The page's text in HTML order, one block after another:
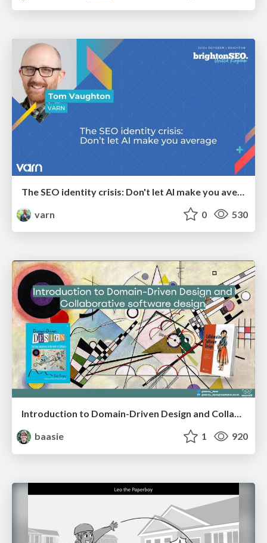
varn
0 530
Introduction to Domain-Driven Design and Collaborative software design
baasie
1 920